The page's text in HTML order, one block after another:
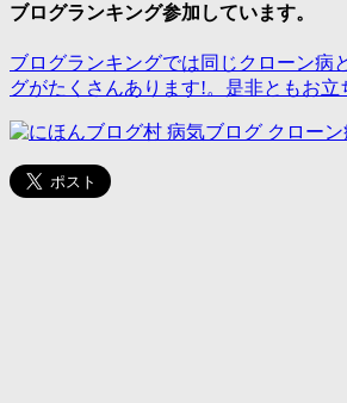
ブログランキング参加しています。
ブログランキングでは同じクローン病
グがたくさんあります!。是非ともお立